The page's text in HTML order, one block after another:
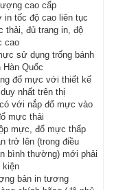
cao cấp
in tốc độ cao liên tục
thải, đủ trang in, độ
cao
sử dụng trống bánh
Hàn Quốc
đổ mực với thiết kế
nhất trên thị
với nắp đổ mực vào
mực thải
mực, đổ mực thấp
trở lên (trong điều
bình thường) mới phải
kiện
bản in tương